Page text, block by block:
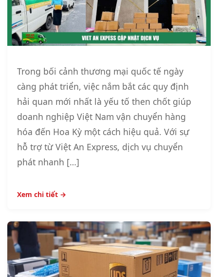
Trong bối cảnh thương mại quốc tế ngày
càng phát triển, việc nắm bắt các quy định
hải quan mới nhất là yếu tố then chốt giúp
doanh nghiệp Việt Nam vận chuyển hàng
hóa đến Hoa Kỳ một cách hiệu quả. Với sự
hỗ trợ từ Việt An Express, dịch vụ chuyển
phát nhanh […]
Xem chi tiết →